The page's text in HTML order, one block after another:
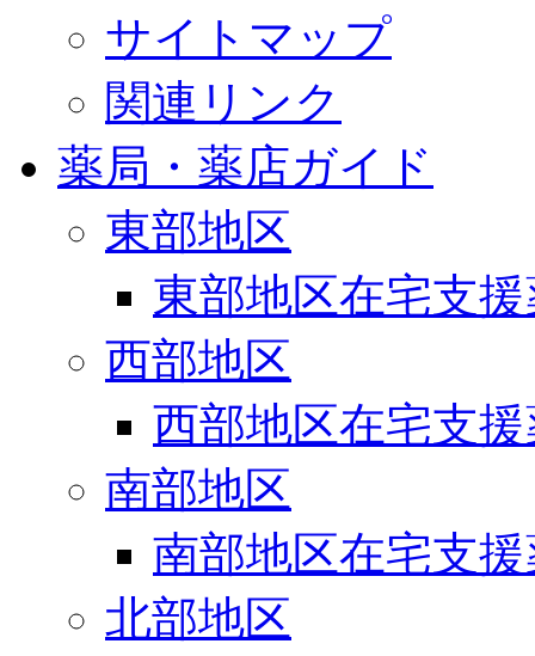
サイトマップ
関連リンク
薬局・薬店ガイド
東部地区
東部地区在宅支
西部地区
西部地区在宅支
南部地区
南部地区在宅支
北部地区